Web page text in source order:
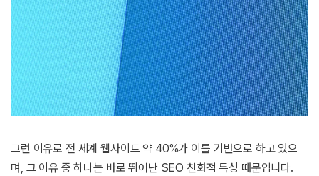
그런 이유로 전 세계 웹사이트 약 40%가 이를 기반으로 하고 있으
며, 그 이유 중 하나는 바로 뛰어난 SEO 친화적 특성 때문입니다.